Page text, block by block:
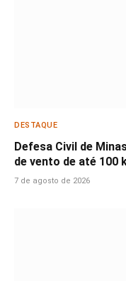
DESTAQUE
Defesa Civil de
de vento de até 100
7 de agosto de 2026